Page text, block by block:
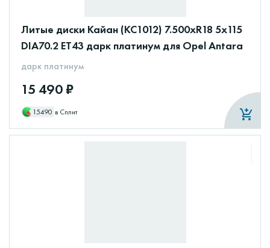
Литые диски Кайан (КС1012) 7.500xR18 5x115
DIA70.2 ET43 дарк платинум для Opel Antara
дарк платинум
15 490 ₽
15490 в Сплит